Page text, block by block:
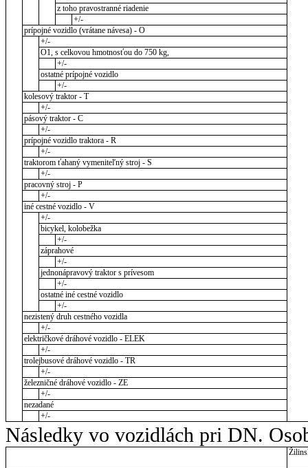
z toho pravostranné riadenie
+/-
prípojné vozidlo (vrátane návesa) - O
+/-
O1, s celkovou hmotnosťou do 750 kg,
+/-
ostatné prípojné vozidlo
+/-
kolesový traktor - T
+/-
pásový traktor - C
+/-
prípojné vozidlo traktora - R
+/-
traktorom ťahaný vymeniteľný stroj - S
+/-
pracovný stroj - P
+/-
iné cestné vozidlo - V
+/-
bicykel, kolobežka
+/-
záprahové
+/-
jednonápravový traktor s prívesom
+/-
ostatné iné cestné vozidlo
+/-
nezistený druh cestného vozidla
+/-
električkové dráhové vozidlo - ELEK
+/-
trolejbusové dráhové vozidlo - TR
+/-
železničné dráhové vozidlo - ZE
+/-
nezadané
+/-
Následky vo vozidlách pri DN.